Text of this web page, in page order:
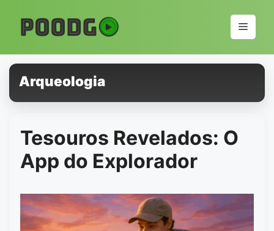
para
conteúdo
Menu
Arqueologia
Tesouros Revelados: O
App do Explorador